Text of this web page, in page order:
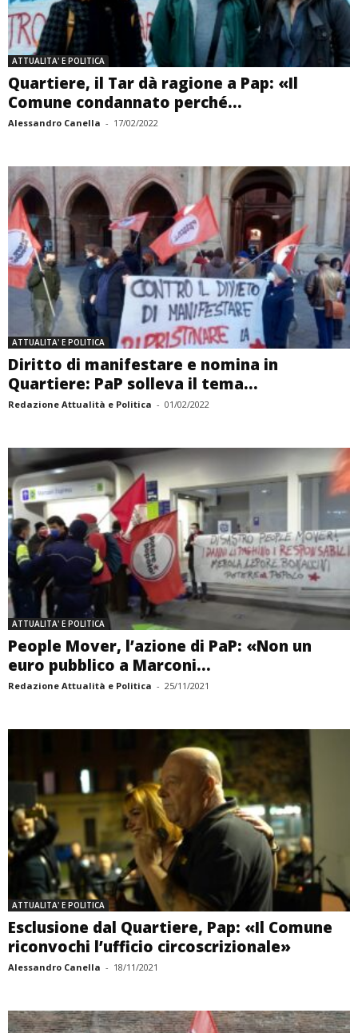
ATTUALITA' E POLITICA
Quartiere, il Tar dà ragione a Pap: «Il
Comune condannato perché...
Alessandro Canella - 17/02/2022
ATTUALITA' E POLITICA
Diritto di manifestare e nomina in
Quartiere: PaP solleva il tema...
Redazione Attualità e Politica - 01/02/2022
ATTUALITA' E POLITICA
People Mover, l’azione di PaP: «Non un
euro pubblico a Marconi...
Redazione Attualità e Politica - 25/11/2021
ATTUALITA' E POLITICA
Esclusione dal Quartiere, Pap: «Il Comune
riconvochi l’ufficio circoscrizionale»
Alessandro Canella - 18/11/2021